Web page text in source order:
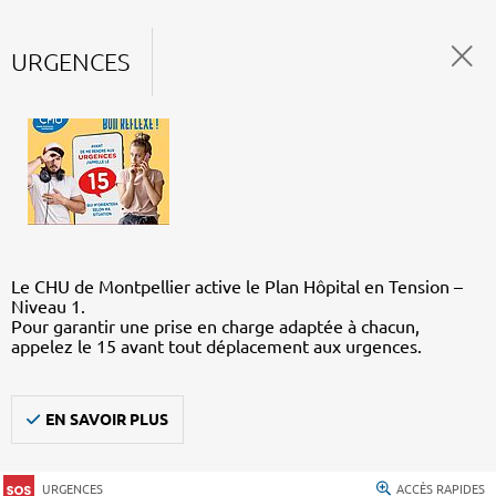
URGENCES
Le CHU de Montpellier active le Plan Hôpital en Tension –
Niveau 1.
Pour garantir une prise en charge adaptée à chacun,
appelez le 15 avant tout déplacement aux urgences.
EN SAVOIR PLUS
URGENCES ACCÈS RAPIDES